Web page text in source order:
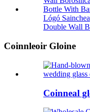
Lógó
Double Wall
Coinnleoir Gloine
Coinneal